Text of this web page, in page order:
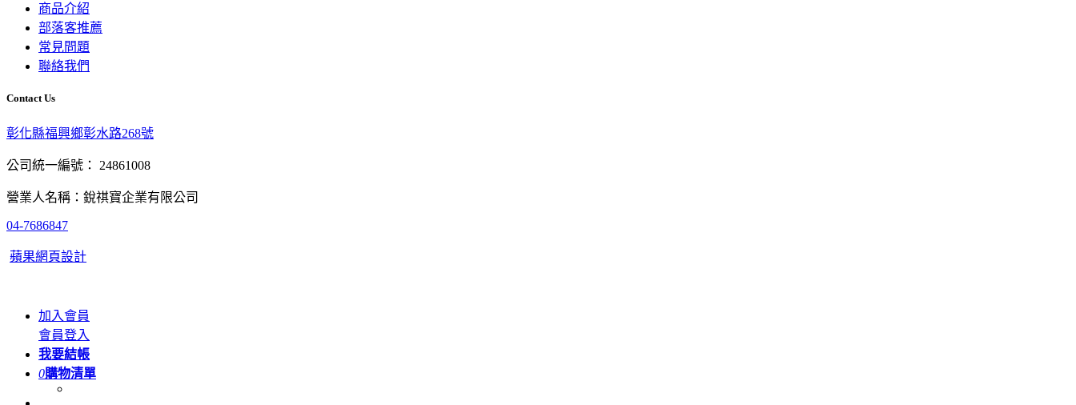
商品介紹
部落客推薦
常見問題
聯絡我們
Contact Us
彰化縣福興鄉彰水路268號
公司統一編號： 24861008
營業人名稱：銳祺寶企業有限公司
04-7686847
蘋果網頁設計
加入會員
會員登入
我要結帳
0購物清單